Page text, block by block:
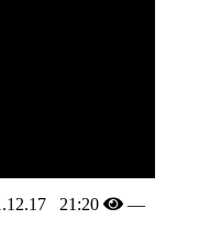
21:20 —